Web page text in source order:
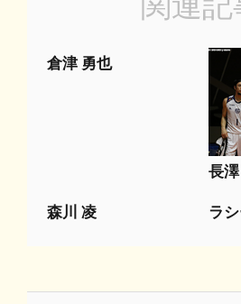
倉津 勇也
長
森川 凌 ラ